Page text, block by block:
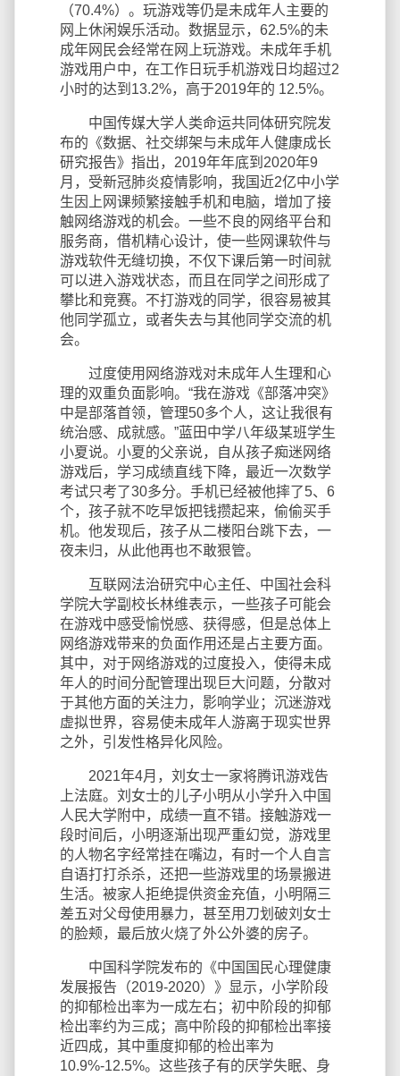
（70.4%）。玩游戏等仍是未成年人主要的
网上休闲娱乐活动。数据显示，62.5%的未
成年网民会经常在网上玩游戏。未成年手机
游戏用户中，在工作日玩手机游戏日均超过2
小时的达到13.2%，高于2019年的 12.5%。
中国传媒大学人类命运共同体研究院发
布的《数据、社交绑架与未成年人健康成长
研究报告》指出，2019年年底到2020年9
月，受新冠肺炎疫情影响，我国近2亿中小学
生因上网课频繁接触手机和电脑，增加了接
触网络游戏的机会。一些不良的网络平台和
服务商，借机精心设计，使一些网课软件与
游戏软件无缝切换，不仅下课后第一时间就
可以进入游戏状态，而且在同学之间形成了
攀比和竞赛。不打游戏的同学，很容易被其
他同学孤立，或者失去与其他同学交流的机
会。
过度使用网络游戏对未成年人生理和心
理的双重负面影响。“我在游戏《部落冲突》
中是部落首领，管理50多个人，这让我很有
统治感、成就感。”蓝田中学八年级某班学生
小夏说。小夏的父亲说，自从孩子痴迷网络
游戏后，学习成绩直线下降，最近一次数学
考试只考了30多分。手机已经被他摔了5、6
个，孩子就不吃早饭把钱攒起来，偷偷买手
机。他发现后，孩子从二楼阳台跳下去，一
夜未归，从此他再也不敢狠管。
互联网法治研究中心主任、中国社会科
学院大学副校长林维表示，一些孩子可能会
在游戏中感受愉悦感、获得感，但是总体上
网络游戏带来的负面作用还是占主要方面。
其中，对于网络游戏的过度投入，使得未成
年人的时间分配管理出现巨大问题，分散对
于其他方面的关注力，影响学业；沉迷游戏
虚拟世界，容易使未成年人游离于现实世界
之外，引发性格异化风险。
2021年4月，刘女士一家将腾讯游戏告
上法庭。刘女士的儿子小明从小学升入中国
人民大学附中，成绩一直不错。接触游戏一
段时间后，小明逐渐出现严重幻觉，游戏里
的人物名字经常挂在嘴边，有时一个人自言
自语打打杀杀，还把一些游戏里的场景搬进
生活。被家人拒绝提供资金充值，小明隔三
差五对父母使用暴力，甚至用刀划破刘女士
的脸颊，最后放火烧了外公外婆的房子。
中国科学院发布的《中国国民心理健康
发展报告（2019-2020）》显示，小学阶段
的抑郁检出率为一成左右；初中阶段的抑郁
检出率约为三成；高中阶段的抑郁检出率接
近四成，其中重度抑郁的检出率为
10.9%-12.5%。这些孩子有的厌学失眠、身